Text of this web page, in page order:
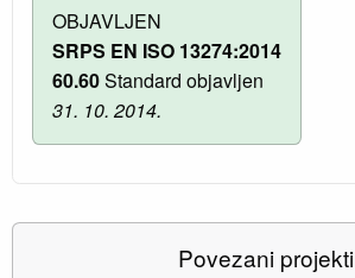
OBJAVLJEN
SRPS EN ISO 13274:2014
60.60Standard objavljen
31. 10. 2014.
Povezani projekti